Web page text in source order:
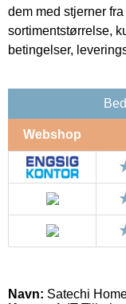
dem med stjerner
sortimentstørrelse,
betingelser,
Webshop
Navn: Satechi